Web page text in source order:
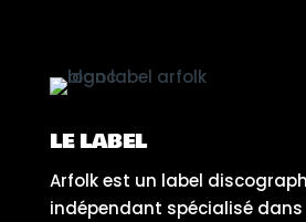
LE LABEL
Arfolk est un label
indépendant spécialisé